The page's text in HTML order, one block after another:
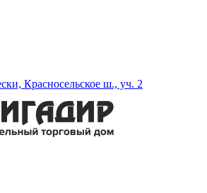
Красносельское ш., уч. 2